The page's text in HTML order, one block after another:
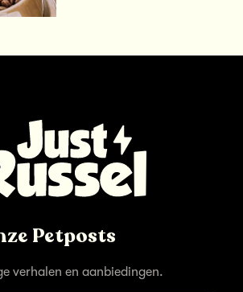
Petposts
verhalen en aanbiedingen.